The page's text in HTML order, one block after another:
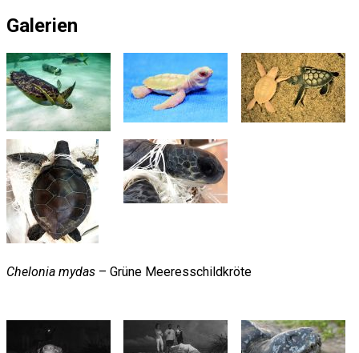
Galerien
Chelonia mydas – Grüne Meeresschildkröte